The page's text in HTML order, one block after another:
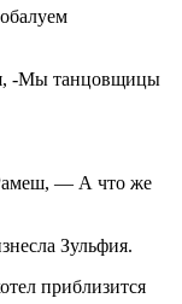
-Мы танцовщицы
— А что же
Зульфия.
приблизится